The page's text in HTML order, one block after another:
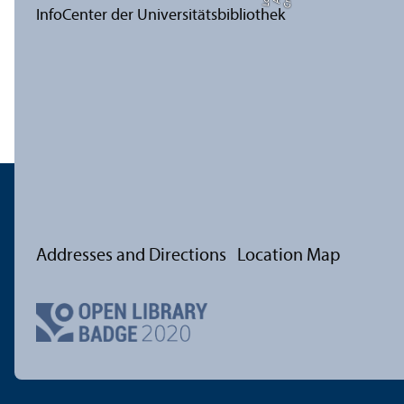
Addresses and Directions Location Map